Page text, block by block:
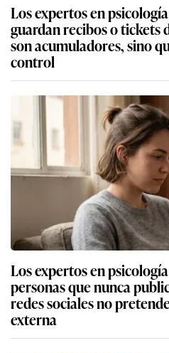
Los expertos en
guardan recibos o tickets
son acumuladores, sino
control
Los expertos en
personas que nunca
redes sociales no
externa